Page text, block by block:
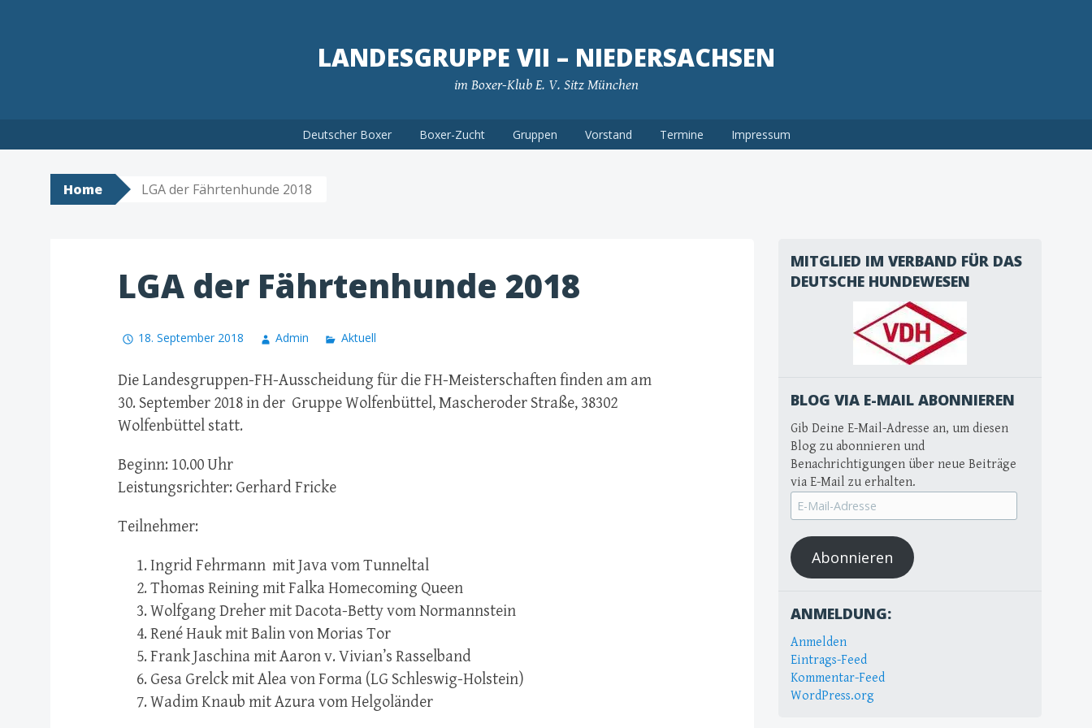
LANDESGRUPPE VII – NIEDERSACHSEN
im Boxer-Klub E. V. Sitz München
to
Deutscher Boxer Boxer-Zucht Gruppen Vorstand Termine Impressum
Home LGA der Fährtenhunde 2018
LGA der Fährtenhunde 2018
18. September 2018 Admin Aktuell
Die Landesgruppen-FH-Ausscheidung für die FH-Meisterschaften finden am am
30. September 2018 in der Gruppe Wolfenbüttel, Mascheroder Straße, 38302
Wolfenbüttel statt.
Beginn: 10.00 Uhr
Leistungsrichter: Gerhard Fricke
Teilnehmer:
Ingrid Fehrmann mit Java vom Tunneltal
Thomas Reining mit Falka Homecoming Queen
Wolfgang Dreher mit Dacota-Betty vom Normannstein
René Hauk mit Balin von Morias Tor
Frank Jaschina mit Aaron v. Vivian’s Rasselband
Gesa Grelck mit Alea von Forma (LG Schleswig-Holstein)
Wadim Knaub mit Azura vom Helgoländer
MITGLIED IM VERBAND FÜR DAS
DEUTSCHE HUNDEWESEN
BLOG VIA E-MAIL ABONNIEREN
Gib Deine E-Mail-Adresse an, um diesen
Blog zu abonnieren und
Benachrichtigungen über neue Beiträge
via E-Mail zu erhalten.
E-
Mail-
Adresse
Abonnieren
ANMELDUNG:
Anmelden
Eintrags-Feed
Kommentar-Feed
WordPress.org